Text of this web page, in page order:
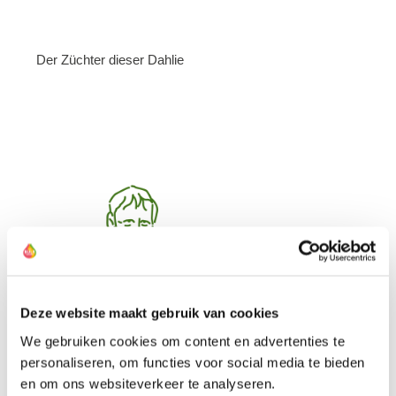
Deze website maakt gebruik van cookies
We gebruiken cookies om content en advertenties te
personaliseren, om functies voor social media te bieden
en om ons websiteverkeer te analyseren.
Der Züchter dieser Dahlie